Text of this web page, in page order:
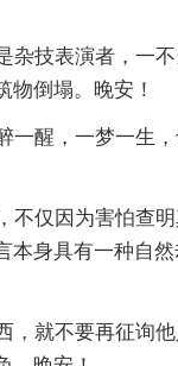
杂技表演者，一
物倒塌。晚安！
一醒，一梦一生
不仅因为害怕查明
本身具有一种自
，就不要再征询